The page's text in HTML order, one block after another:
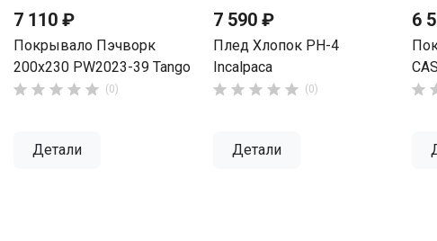
7 110 ₽
Покрывало Пэчворк
200х230 PW2023-39 Tango
     (0)
Детали
7 590 ₽
Плед Хлопок PH-4
Incalpaca
     (0)
Детали
6
